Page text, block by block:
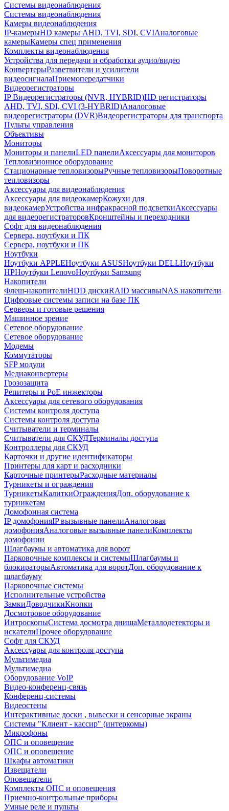
Системы видеонаблюдения
Системы видеонаблюдения
Камеры видеонаблюдения
IP-камерыHD камеры AHD, TVI, SDI, CVIАналоговые
камерыКамеры спец применения
Комплекты видеонаблюдения
Устройства для передачи и обработки аудио/видео
КонвертерыРазветвители и усилители
видеосигналаПриемопередатчики
Видеорегистраторы
IP Видеорегистраторы (NVR, HYBRID)HD регистраторы
AHD, TVI, SDI, CVI (3-HYBRID)Аналоговые
видеорегистраторы (DVR)Видеорегистраторы для транспорта
Пульты управления
Объективы
Мониторы
Мониторы и панелиLED панелиАксессуары для мониторов
Тепловизионное оборудование
Стационарные тепловизорыРучные тепловизорыПоворотные
тепловизоры
Аксессуары для видеонаблюдения
Аксессуары для видеокамерКожухи для
видеокамерУстройства инфракрасной подсветкиАксессуары
для видеорегистраторовКронштейны и переходники
Софт для видеонаблюдения
Сервера, ноутбуки и ПК
Сервера, ноутбуки и ПК
Ноутбуки
Ноутбуки APPLEНоутбуки ASUSНоутбуки DELLНоутбуки
HPНоутбуки LenovoНоутбуки Samsung
Накопители
Флеш-накопителиHDD дискиRAID массивыNAS накопители
Цифровые системы записи на базе ПК
Серверы и готовые решения
Машинное зрение
Сетевое оборудование
Сетевое оборудование
Модемы
Коммутаторы
SFP модули
Медиаконвертеры
Грозозащита
Репитеры и PoE инжекторы
Аксессуары для сетевого оборудования
Системы контроля доступа
Системы контроля доступа
Считыватели и терминалы
Считыватели для СКУДТерминалы доступа
Контроллеры для СКУД
Карточки и другие идентификаторы
Принтеры для карт и расходники
Карточные принтерыРасходные материалы
Турникеты и ограждения
ТурникетыКалиткиОгражденияДоп. оборудование к
турникетам
Домофонная система
IP домофонияIP вызывные панелиАналоговая
домофонияАналоговые вызывные панелиКомплекты
домофонии
Шлагбаумы и автоматика для ворот
Парковочные комплексы и системыШлагбаумы и
блокираторыАвтоматика для воротДоп. оборудование к
шлагбауму
Парковочные системы
Исполнительные устройства
ЗамкиДоводчикиКнопки
Досмотровое оборудование
ИнтроскопыСистема досмотра днищаМеталлодетекторы и
искателиПрочее оборудование
Софт для СКУД
Аксессуары для контроля доступа
Мультимедиа
Мультимедиа
Оборудование VoIP
Видео-конференц-связь
Конференц-системы
Видеостены
Интерактивные доски , вывески и сенсорные экраны
Системы "Клиент - кассир" (интеркомы)
Микрофоны
ОПС и оповещение
ОПС и оповещение
Шкафы автоматики
Извещатели
Оповещатели
Комплекты ОПС и оповещения
Приемно-контрольные приборы
Умные реле и пульты